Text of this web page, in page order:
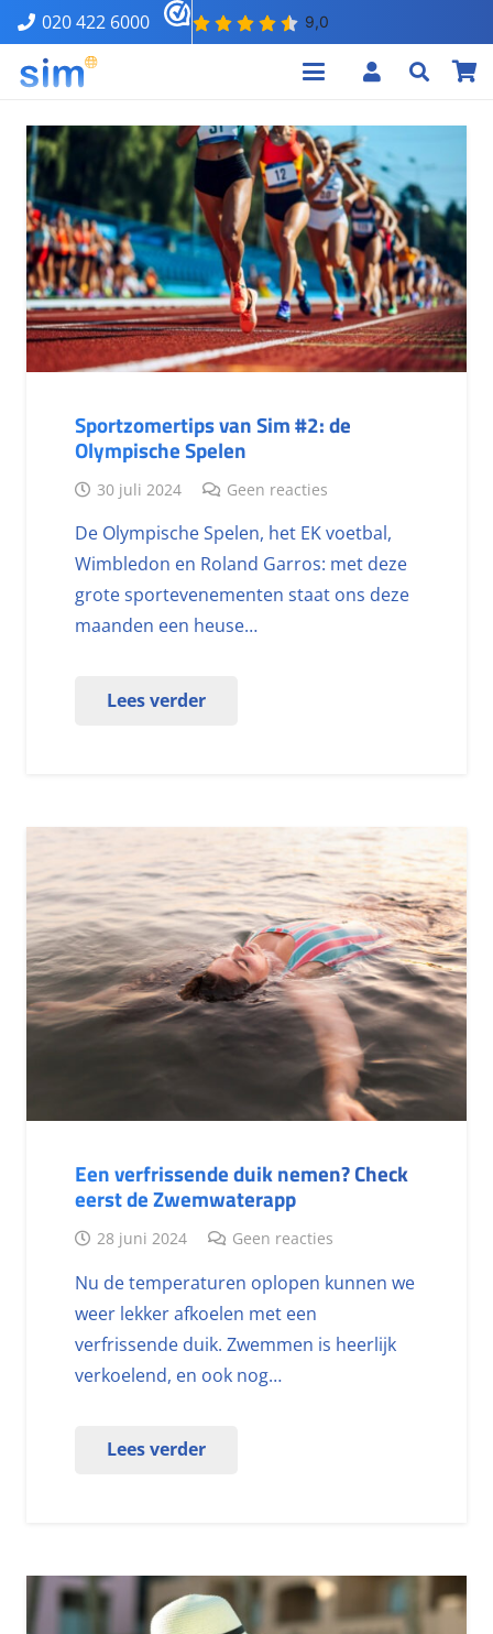
020 422 6000
Sportzomertips van Sim #2: de
Olympische Spelen
30 juli 2024 Geen reacties
De Olympische Spelen, het EK voetbal,
Wimbledon en Roland Garros: met deze
grote sportevenementen staat ons deze
maanden een heuse…
Lees verder
Een verfrissende duik nemen? Check
eerst de Zwemwaterapp
28 juni 2024 Geen reacties
Nu de temperaturen oplopen kunnen we
weer lekker afkoelen met een
verfrissende duik. Zwemmen is heerlijk
verkoelend, en ook nog…
Lees verder